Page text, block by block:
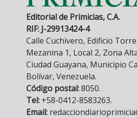
Editorial de Primicias, C.A.
RIF: J-29913424-4
Calle Cuchivero, Edificio
Mezanina 1, Local 2, Zona
Ciudad Guayana, Municipio
Bolívar, Venezuela.
Código postal:8050.
Tel: +58-0412-8583263.
Email: